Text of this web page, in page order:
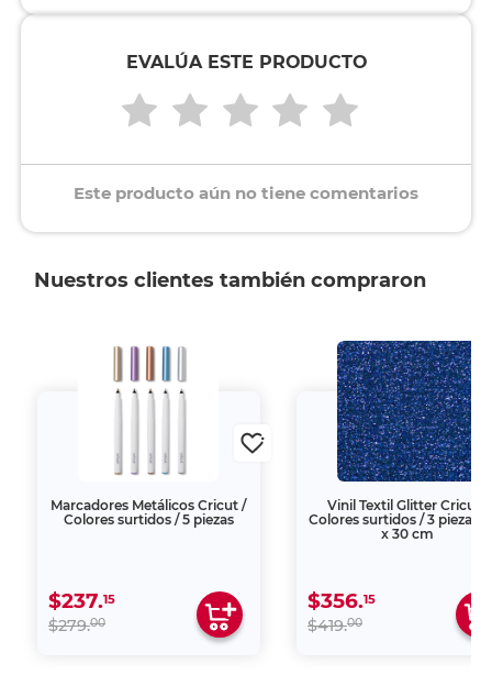
EVALÚA ESTE PRODUCTO
Este producto aún no tiene comentarios
Nuestros clientes también compraron
Marcadores Metálicos Cricut /
Colores surtidos / 5 piezas
$237.15
$279.00
Vinil Textil Glitter Cricut /
Colores surtidos / 3 piezas /
x 30 cm
$356.15
$419.00